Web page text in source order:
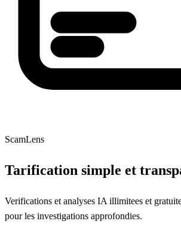
ScamLens
Tarification simple et
Verifications et analyses IA illimitees et
pour les investigations approfondies.